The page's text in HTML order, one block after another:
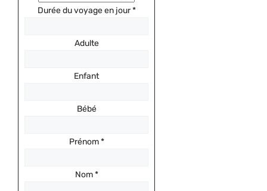
Durée du voyage en jour*
Adulte
Enfant
Bébé
Prénom*
Nom*